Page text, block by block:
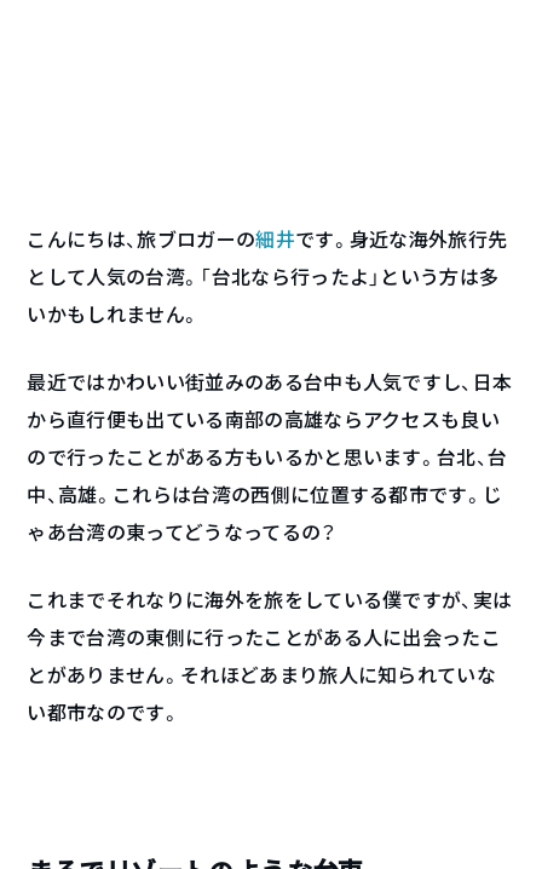
こんにちは、旅ブロガーの細井です。身近な海外旅行先
として人気の台湾。「台北なら行ったよ」という方は多
いかもしれません。
最近ではかわいい街並みのある台中も人気ですし、日本
から直行便も出ている南部の高雄ならアクセスも良い
ので行ったことがある方もいるかと思います。台北、台
中、高雄。これらは台湾の西側に位置する都市です。じ
ゃあ台湾の東ってどうなってるの？
これまでそれなりに海外を旅をしている僕ですが、実は
今まで台湾の東側に行ったことがある人に出会ったこ
とがありません。それほどあまり旅人に知られていな
い都市なのです。